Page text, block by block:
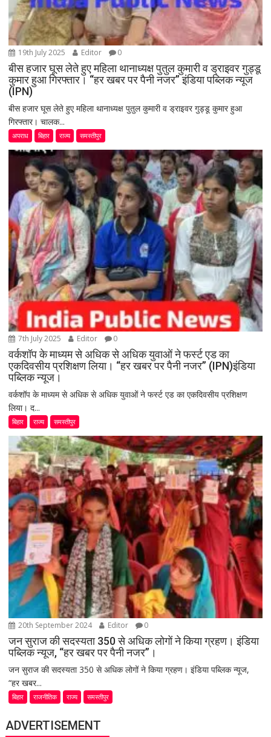
19th July 2025 Editor 0
बीस हजार घूस लेते हुए महिला थानाध्यक्ष पुतुल कुमारी व ड्राइवर गुड्डू
कुमार हुआ गिरफ्तार। “हर खबर पर पैनी नजर” इंडिया पब्लिक न्यूज
(IPN)
बीस हजार घूस लेते हुए महिला थानाध्यक्ष पुतुल कुमारी व ड्राइवर गुड्डू कुमार हुआ
गिरफ्तार। चालक...
अपराध बिहार राज्य समस्तीपुर
7th July 2025 Editor 0
वर्कशॉप के माध्यम से अधिक से अधिक युवाओं ने फर्स्ट एड का
एकदिवसीय प्रशिक्षण लिया। “हर खबर पर पैनी नजर” (IPN)इंडिया
पब्लिक न्यूज।
वर्कशॉप के माध्यम से अधिक से अधिक युवाओं ने फर्स्ट एड का एकदिवसीय प्रशिक्षण
लिया। द...
बिहार राज्य समस्तीपुर
20th September 2024 Editor 0
जन सुराज की सदस्यता 350 से अधिक लोगों ने किया ग्रहण। इंडिया
पब्लिक न्यूज, “हर खबर पर पैनी नजर”।
जन सुराज की सदस्यता 350 से अधिक लोगों ने किया ग्रहण। इंडिया पब्लिक न्यूज,
“हर खबर...
बिहार राजनीतिक राज्य समस्तीपुर
ADVERTISEMENT